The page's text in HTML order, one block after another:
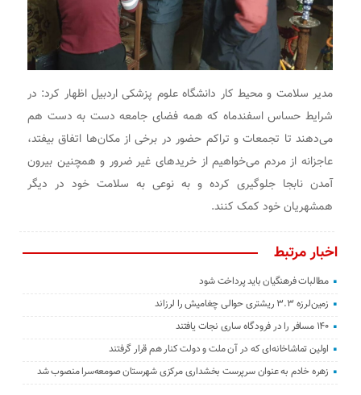
مدیر سلامت و محیط کار دانشگاه علوم پزشکی اردبیل اظهار کرد: در
شرایط حساس اسفندماه که همه فضای جامعه دست به دست هم
می‌دهند تا تجمعات و تراکم حضور در برخی از مکان‌ها اتفاق بیفتد،
عاجزانه از مردم می‌خواهیم از خریدهای غیر ضرور و همچنین بیرون
آمدن نابجا جلوگیری کرده و به نوعی به سلامت خود در دیگر
همشهریان خود کمک کنند.
اخبار مرتبط
مطالبات فرهنگیان باید پرداخت شود
زمین‌لرزه ۳.۳ ریشتری حوالی چغامیش را لرزاند
۱۴۰ مسافر را در فرودگاه ساری نجات یافتند
اولین تماشاخانه‌ای که در آن ملت و دولت کنار هم قرار گرفتند
زهره خادم به عنوان سرپرست بخشداری مرکزی شهرستان صومعه‌سرا منصوب شد